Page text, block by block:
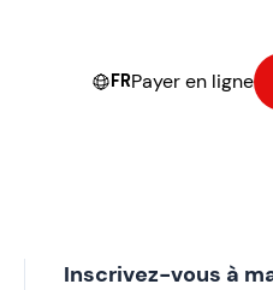
FRPayer en ligne
Inscrivez-vous à